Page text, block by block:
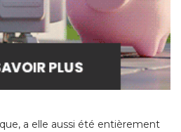
a elle aussi été entièrement